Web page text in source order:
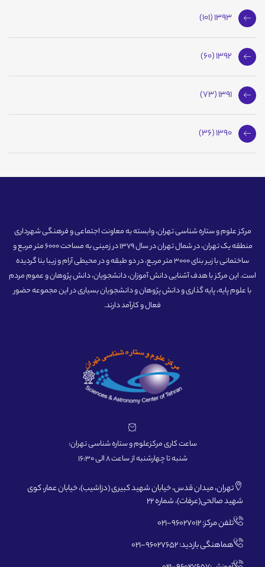
1393 (101)
1392 (60)
1391 (73)
1390 (36)
مرکز علوم و ستاره شناسی تهران، وابسته به معاونت اجتماعی و فرهنگی شهرداری
منطقه یک تهران، در شمال تهران در سال 1379 در زمینی به مساحت 6000 متر مربع و
ساختمانی با زیر بنای 3000 متر مربع، در دو طبقه و در محیطی آرام و زیبا بنا گردیده
است. این مرکز با هدف آشنایی دانش آموزان، دانشجویان، دانش پژوهان و عموم مردم
با علوم پایه، پایه گذاری و دانش پژوهان و دانشجویان بسیاری در این مجموعه حضور
فعال و کارآمد دارند.
ساعت کاری مرکزعلوم و ستاره شناسی تهران:
شنبه تا چهارشنبه از ساعت 8 الی 16:30
تهران، میدان قدس، خیابان شهید کبیری (دزاشیب)، خیابان عمار، کوی
شهید صالحی(عرفات)، شماره 22
تلفن مرکز: 96027012-021
هماهنگی بازدید: 96027652-021